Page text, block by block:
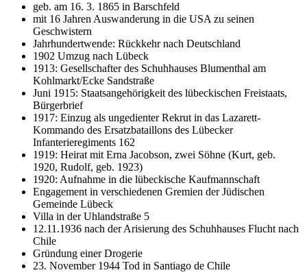
geb. am 16. 3. 1865 in Barschfeld
mit 16 Jahren Auswanderung in die USA zu seinen
Geschwistern
Jahrhundertwende: Rückkehr nach Deutschland
1902 Umzug nach Lübeck
1913: Gesellschafter des Schuhhauses Blumenthal am
Kohlmarkt/Ecke Sandstraße
Juni 1915: Staatsangehörigkeit des lübeckischen Freistaats,
Bürgerbrief
1917: Einzug als ungedienter Rekrut in das Lazarett-
Kommando des Ersatzbataillons des Lübecker
Infanterieregiments 162
1919: Heirat mit Erna Jacobson, zwei Söhne (Kurt, geb.
1920, Rudolf, geb. 1923)
1920: Aufnahme in die lübeckische Kaufmannschaft
Engagement in verschiedenen Gremien der Jüdischen
Gemeinde Lübeck
Villa in der Uhlandstraße 5
12.11.1936 nach der Arisierung des Schuhhauses Flucht nach
Chile
Gründung einer Drogerie
23. November 1944 Tod in Santiago de Chile